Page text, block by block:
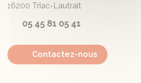
16200 Triac-Lautrait
05 45 81 05 41
Contactez-nous